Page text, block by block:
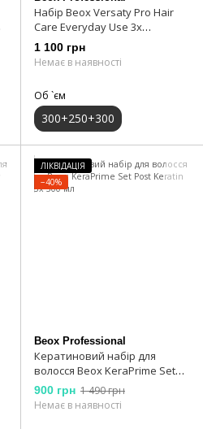
Набір Beox Versaty Pro Hair
Care Everyday Use 3х
300+250+300 мл
1 100 грн
Немає в наявності
Об `єм
300+250+300
ЛІКВІДАЦІЯ
−40%
Beox Professional
Кератиновий набір для
волосся Beox KeraPrime Set
Post Keratin 3x 300 мл
900 грн 1 490 грн
Немає в наявності